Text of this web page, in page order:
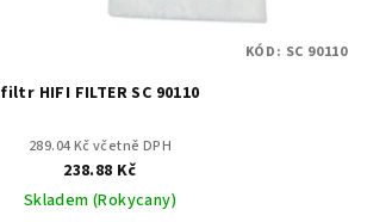
filtr HIFI FILTER SC 90110
289.04 Kč včetně DPH
238.88 Kč
Skladem (Rokycany)
KÓD: SC 90110